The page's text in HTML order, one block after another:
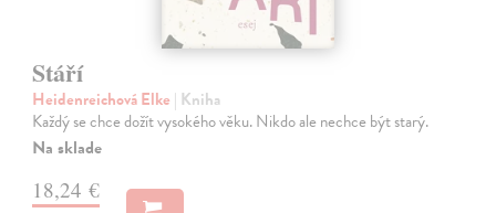
Stáří
Heidenreichová Elke | Kniha
Každý se chce dožít vysokého věku. Nikdo ale nechce být starý.
Na sklade
18,24 €